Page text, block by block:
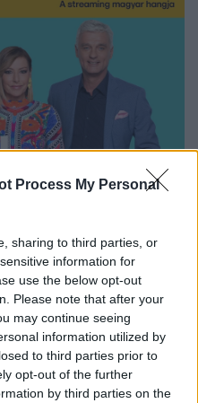
Process My Personal
sharing to third parties, or
information for
use the below opt-out
Please note that after your
may continue seeing
information utilized by
to third parties prior to
opt-out of the further
by third parties on the
az elsők között